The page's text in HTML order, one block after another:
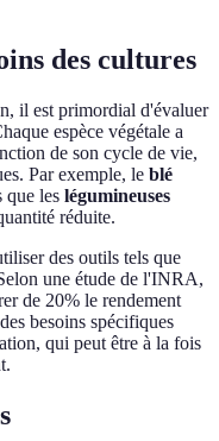
des cultures
il est primordial d'évaluer
espèce végétale a
de son cycle de vie,
Par exemple, le blé
que les légumineuses
réduite.
des outils tels que
une étude de l'INRA,
de 20% le rendement
besoins spécifiques
qui peut être à la fois